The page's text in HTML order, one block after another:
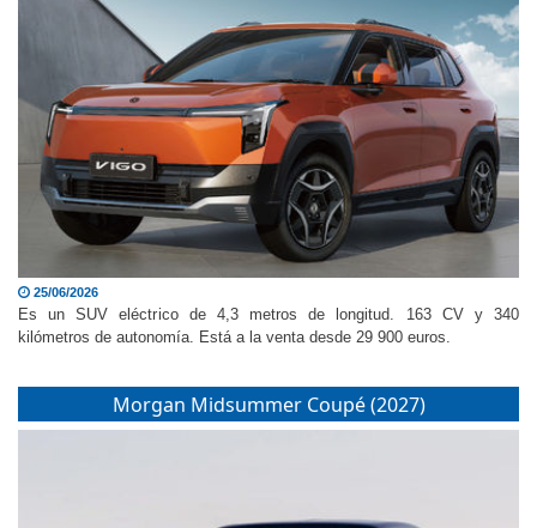
25/06/2026
Es un SUV eléctrico de 4,3 metros de longitud. 163 CV y 340
Morgan Midsummer Coupé (2027)